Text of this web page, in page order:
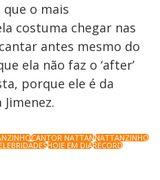
que o mais
costuma chegar nas
antes mesmo do
ela não faz o ‘after’
porque ele é da
CANTOR NATTANNATTANZINHO
HOJE EM DIARECORD